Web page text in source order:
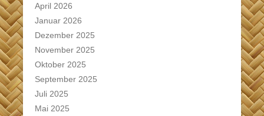
April 2026
Januar 2026
Dezember 2025
November 2025
Oktober 2025
September 2025
Juli 2025
Mai 2025